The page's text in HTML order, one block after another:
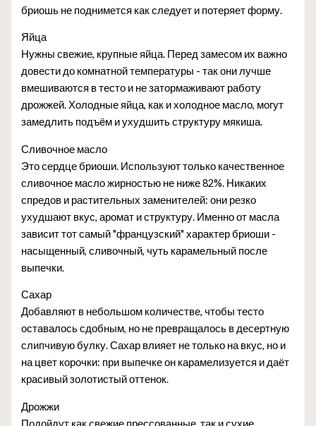
бриошь не поднимется как следует и потеряет форму.
Яйца
Нужны свежие, крупные яйца. Перед замесом их важно
довести до комнатной температуры - так они лучше
вмешиваются в тесто и не затормаживают работу
дрожжей. Холодные яйца, как и холодное масло, могут
замедлить подъём и ухудшить структуру мякиша.
Сливочное масло
Это сердце бриоши. Используют только качественное
сливочное масло жирностью не ниже 82%. Никаких
спредов и растительных заменителей: они резко
ухудшают вкус, аромат и структуру. Именно от масла
зависит тот самый "французский" характер бриоши -
насыщенный, сливочный, чуть карамельный после
выпечки.
Сахар
Добавляют в небольшом количестве, чтобы тесто
оставалось сдобным, но не превращалось в десертную
слипчивую булку. Сахар влияет не только на вкус, но и
на цвет корочки: при выпечке он карамелизуется и даёт
красивый золотистый оттенок.
Дрожжи
Подойдут как свежие прессованные, так и сухие